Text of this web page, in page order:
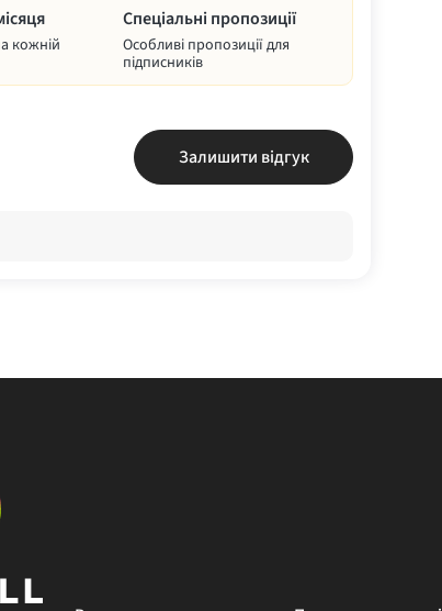
кожній
Спеціальні пропозиції
Особливі пропозиції для
підписників
Залишити відгук